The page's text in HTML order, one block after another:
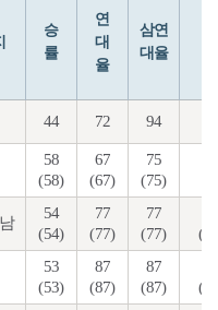
승
률
연
대
율
삼연
대율
44 72 94
58
(58)
67
(67)
75
(75)
54
(54)
77
(77)
77
(77)
53
(53)
87
(87)
87
(87)